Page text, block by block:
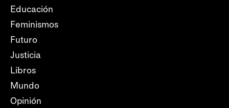
Educación
Feminismos
Futuro
Justicia
Libros
Mundo
Opinión